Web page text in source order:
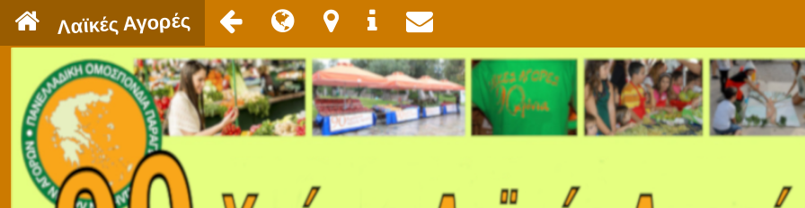
Λαϊκές Αγορές